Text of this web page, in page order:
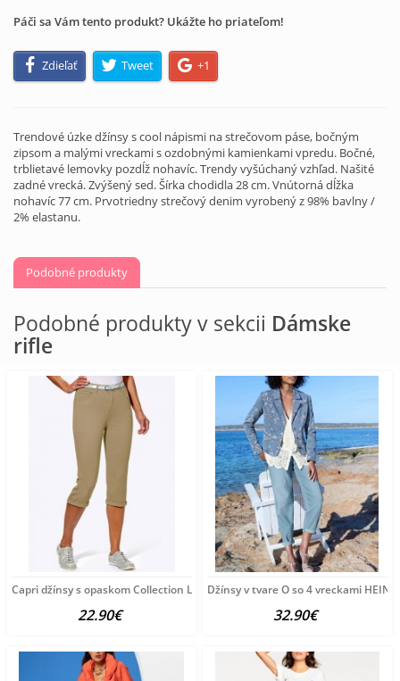
Páči sa Vám tento produkt? Ukážte ho priateľom!
Zdieľať Tweet +1
Trendové úzke džínsy s cool nápismi na strečovom páse, bočným
zipsom a malými vreckami s ozdobnými kamienkami vpredu. Bočné,
trblietavé lemovky pozdĺž nohavíc. Trendy vyšúchaný vzhľad. Našité
zadné vrecká. Zvýšený sed. Šírka chodidla 28 cm. Vnútorná dĺžka
nohavíc 77 cm. Prvotriedny strečový denim vyrobený z 98% bavlny /
2% elastanu.
Podobné produkty
Podobné produkty v sekcii Dámske
rifle
Capri džínsy s opaskom Collection L, pieskové
22.90€
Džínsy v tvare O so 4 vreckami
32.90€